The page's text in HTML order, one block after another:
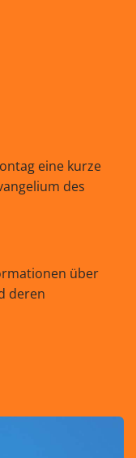
eine kurze
des
über
deren